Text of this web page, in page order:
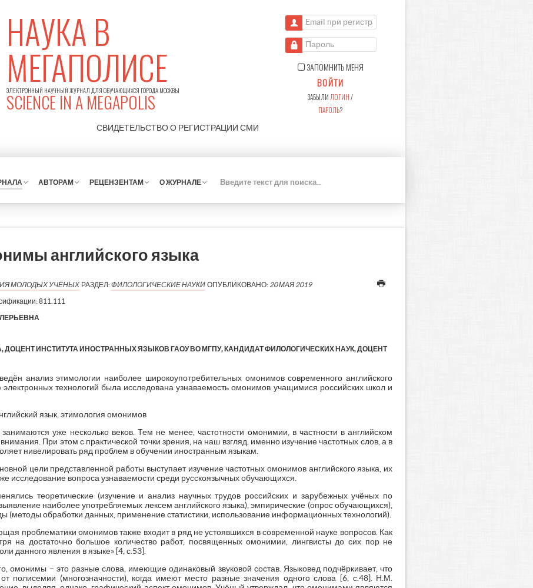
НАУКА В
МЕГАПОЛИСЕ
ЭЛЕКТРОННЫЙ НАУЧНЫЙ ЖУРНАЛ ДЛЯ ОБУЧАЮЩИХСЯ ГОРОДА МОСКВЫ
SCIENCE IN A MEGAPOLIS
СВИДЕТЕЛЬСТВО О РЕГИСТРАЦИИ СМИ
Email при регистрации
Пароль
ЗАПОМНИТЬ МЕНЯ
ВОЙТИ
ЗАБЫЛИ ЛОГИН/
ПАРОЛЬ?
АВТОРАМ РЕЦЕНЗЕНТАМ О ЖУРНАЛЕ
К
английского языка
МОЛОДЫХ УЧЁНЫХ РАЗДЕЛ:ФИЛОЛОГИЧЕСКИЕ НАУКИ ОПУБЛИКОВАНО: 20 МАЯ 2019
811.111
ДОЦЕНТ ИНСТИТУТА ИНОСТРАННЫХ ЯЗЫКОВ ГАОУ ВО МГПУ, КАНДИДАТ ФИЛОЛОГИЧЕСКИХ НАУК, ДОЦЕНТ
анализ этимологии наиболее широкоупотребительных омонимов современного английского
технологий была исследована узнаваемость омонимов учащимися российских школ и
язык, этимология омонимов
уже несколько веков. Тем не менее, частотности омонимии, в частности в английском
При этом с практической точки зрения, на наш взгляд, именно изучение частотных слов, а в
нивелировать ряд проблем в обучении иностранным языкам.
цели представленной работы выступает изучение частотных омонимов английского языка, их
исследование вопроса узнаваемости среди русскоязычных обучающихся.
теоретические (изучение и анализ научных трудов российских и зарубежных учёных по
наиболее употребляемых лексем английского языка), эмпирические (опрос обучающихся),
(методы обработки данных, применение статистики, использование информационных технологий).
проблематики омонимов также входит в ряд не устоявшихся в современной науке вопросов. Как
на достаточно большое количество работ, посвященных омонимии, лингвисты до сих пор не
данного явления в языке» [4, с.53].
омонимы – это разные слова, имеющие одинаковый звуковой состав. Языковед подчёркивает, что
полисемии (многозначности), когда имеют место разные значения одного слова [6, с.48]. Н.М.